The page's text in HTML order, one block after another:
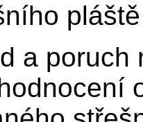
pláště
a poruch